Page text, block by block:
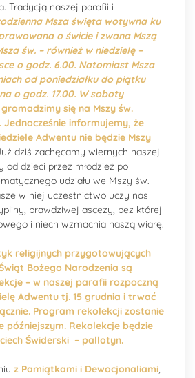
Tradycją naszej parafii i
Msza święta wotywna ku
o świcie i zwana Mszą
św. – również w niedzielę –
o godz. 6.00. Natomiast Msza
od poniedziałku do piątku
o godz. 17.00. W soboty
się na Mszy św.
Jednocześnie informujemy, że
Adwentu nie będzie Mszy
dziś zachęcamy wiernych naszej
od dzieci przez młodzież po
udziału we Mszy św.
w niej uczestnictwo uczy nas
prawdziwej ascezy, bez której
i niech wzmacnia naszą wiarę.
religijnych przygotowujących
Bożego Narodzenia są
– w naszej parafii rozpoczną
Adwentu tj. 15 grudnia i trwać
Program rekolekcji zostanie
późniejszym. Rekolekcje będzie
Świderski – pallotyn.
z Pamiątkami i Dewocjonaliami